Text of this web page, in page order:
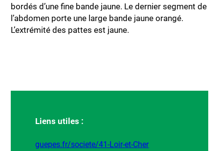
bordés d’une fine bande jaune. Le dernier segment de
l’abdomen porte une large bande jaune orangé.
L’extrémité des pattes est jaune.
Liens utiles :
guepes.fr/societe/41-Loir-et-Cher